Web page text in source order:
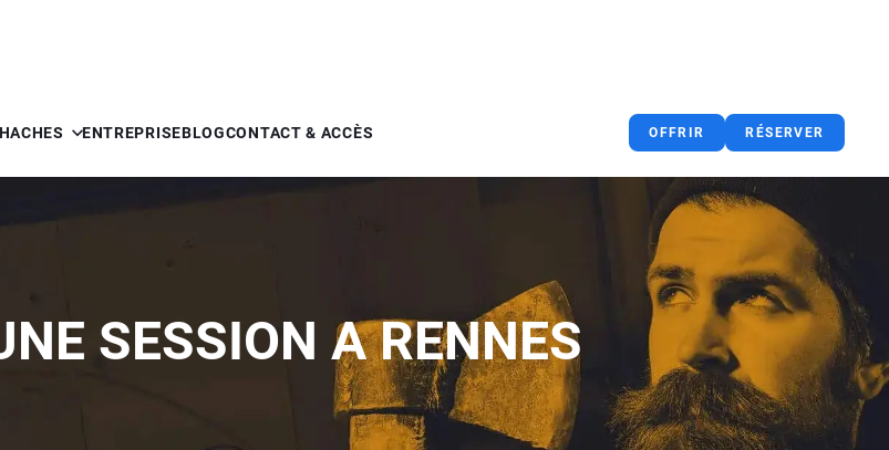
ENTREPRISEBLOGCONTACT & ACCÈS OFFRIR RÉSERVER
SESSION A RENNES